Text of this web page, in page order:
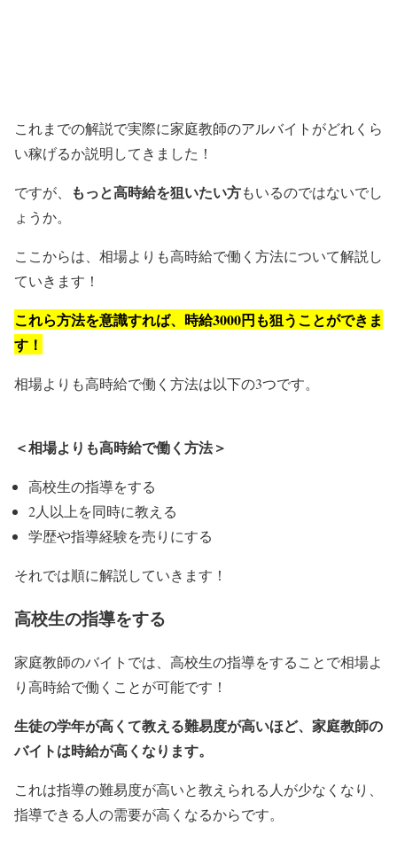
これまでの解説で実際に家庭教師のアルバイトがどれくら
い稼げるか説明してきました！
ですが、 もっと高時給を狙いたい方もいるのではないでし
ょうか。
ここからは、相場よりも高時給で働く方法について解説し
ていきます！
これら方法を意識すれば、時給3000円も狙うことができま
す！
相場よりも高時給で働く方法は以下の3つです。
＜相場よりも高時給で働く方法＞
高校生の指導をする
2人以上を同時に教える
学歴や指導経験を売りにする
それでは順に解説していきます！
高校生の指導をする
家庭教師のバイトでは、高校生の指導をすることで相場よ
り高時給で働くことが可能です！
生徒の学年が高くて教える難易度が高いほど、家庭教師の
バイトは時給が高くなります。
これは指導の難易度が高いと教えられる人が少なくなり、
指導できる人の需要が高くなるからです。